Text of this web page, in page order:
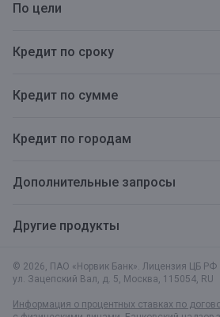
© 2026, ПАО «Норвик Банк». Лицензия ЦБ РФ
ул. Зацепский Вал, д. 5, Москва, 115054, RU
Информация о процентных ставках по
По цели
Кредит по сроку
Кредит по сумме
Кредит по городам
Дополнительные запросы
Другие продукты